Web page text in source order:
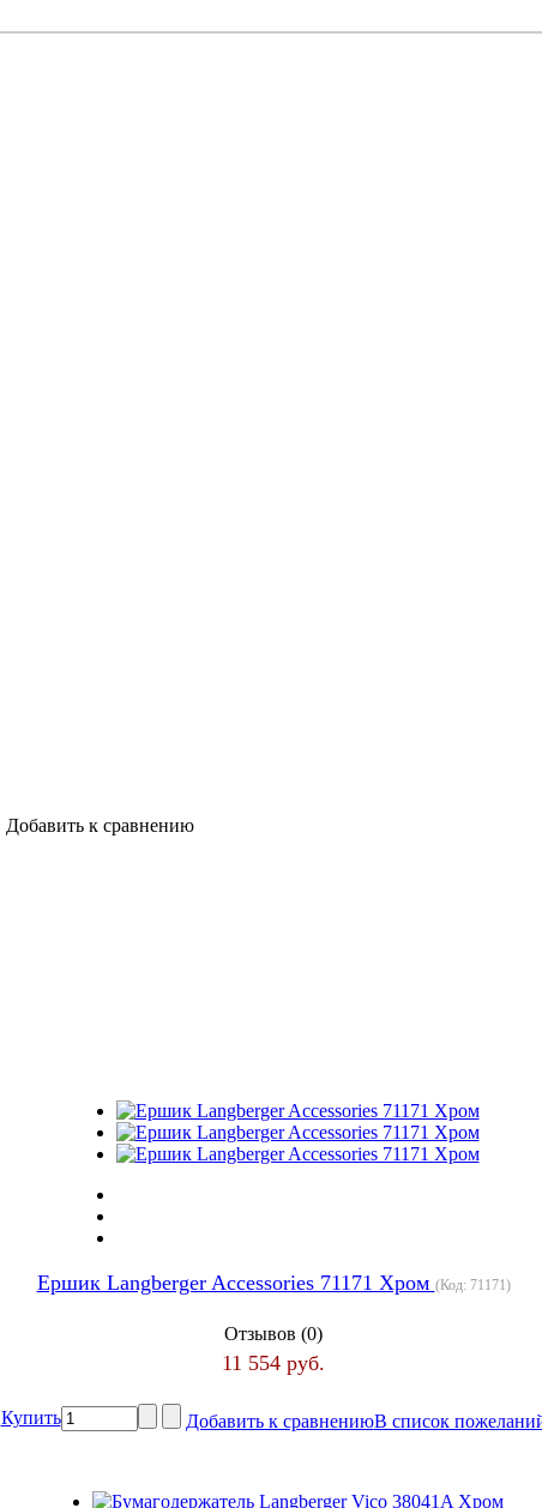
Добавить к сравнению
Ершик Langberger Accessories 71171 Хром (Код: 71171)
Отзывов (0)
11 554 руб.
Купить
Добавить к сравнениюВ список